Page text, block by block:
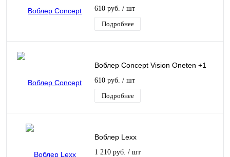
610 руб. / шт
Подробнее
Воблер Concept Vision Oneten +1
610 руб. / шт
Подробнее
Воблер Lexx
1 210 руб. / шт